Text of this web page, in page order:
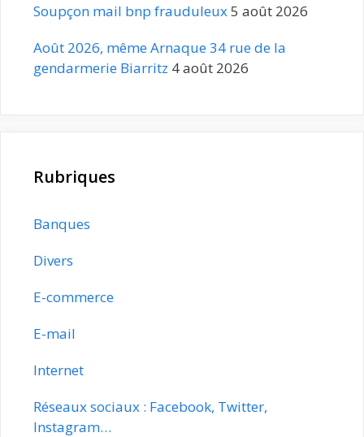
Soupçon mail bnp frauduleux5 août 2026
Août 2026, même Arnaque 34 rue de la
gendarmerie Biarritz 4 août 2026
Rubriques
Banques
Divers
E-commerce
E-mail
Internet
Réseaux sociaux : Facebook, Twitter,
Instagram…